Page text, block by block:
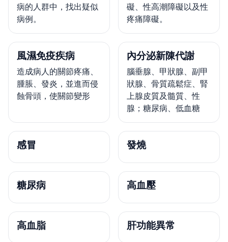
病的人群中，找出疑似
病例。
礙、性高潮障礙以及性
疼痛障礙。
風濕免疫疾病
造成病人的關節疼痛、
腫脹、發炎，並進而侵
蝕骨頭，使關節變形
內分泌新陳代謝
腦垂腺、甲狀腺、副甲
狀腺、骨質疏鬆症、腎
上腺皮質及髓質、性
腺；糖尿病、低血糖
感冒 發燒
糖尿病 高血壓
高血脂 肝功能異常